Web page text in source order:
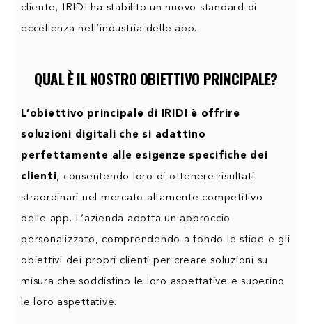
cliente, IRIDI ha stabilito un nuovo standard di
eccellenza nell’industria delle app.
QUAL È IL NOSTRO OBIETTIVO PRINCIPALE?
L’obiettivo principale di IRIDI è offrire
soluzioni digitali che si adattino
perfettamente alle esigenze specifiche dei
clienti, consentendo loro di ottenere risultati
straordinari nel mercato altamente competitivo
delle app. L’azienda adotta un approccio
personalizzato, comprendendo a fondo le sfide e gli
obiettivi dei propri clienti per creare soluzioni su
misura che soddisfino le loro aspettative e superino
le loro aspettative.